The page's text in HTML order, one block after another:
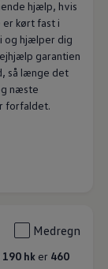
hjælp, hvis
er kørt fast i
og hjælper dig
garantien
så længe det
næste
forfaldet.
Medregn
190 hker 460